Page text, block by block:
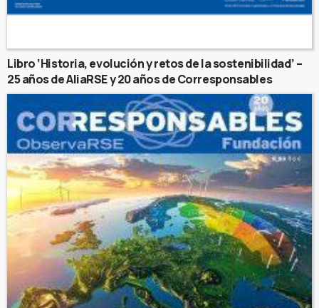
Libro ‘Historia, evolución y retos de la sostenibilidad’ –
25 años de AliaRSE y 20 años de Corresponsables